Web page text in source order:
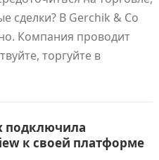
сделки? В Gerchik & Co
Компания проводит
торгуйте в
подключила
к своей платформе